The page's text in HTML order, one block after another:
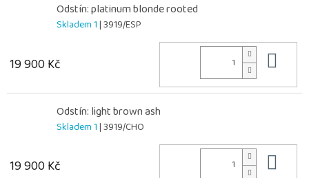
Odstín: platinum blonde rooted
Skladem 1| 3919/ESP
19 900 Kč
Odstín: light brown ash
Skladem 1| 3919/CHO
19 900 Kč